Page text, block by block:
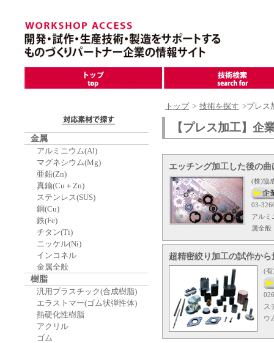
トップ > 技術を探す >プレス
【プレス加工】企
エッチング加工した後の
(株)協
03-
アルミ
属全般
超精密絞り加工の試作から
(有
ス
ウ
金属
アルミニウム(Al)
マグネシウム(Mg)
亜鉛(Zn)
真鍮(Cu＋Zn)
ステンレス(SUS)
銅(Cu)
鉄(Fe)
チタン(Ti)
ニッケル(Ni)
インコネル
金属全般
樹脂
汎用プラスチック(合成樹脂)
エラストマー(ゴム状弾性体)
熱硬化性樹脂
アクリル
ゴム